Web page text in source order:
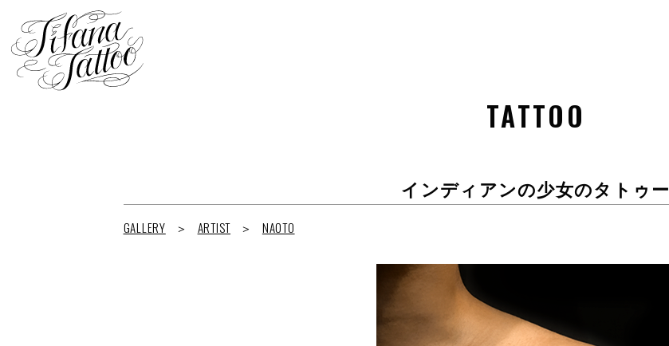
TATTOO
インディアンの少女のタトゥー
GALLERY ARTIST NAOTO